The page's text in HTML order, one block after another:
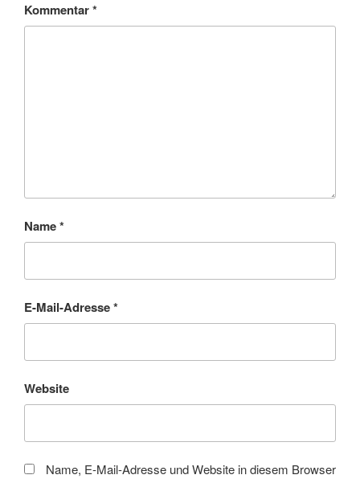
Kommentar*
Name*
E-Mail-Adresse*
Website
Name, E-Mail-Adresse und Website in diesem Browser